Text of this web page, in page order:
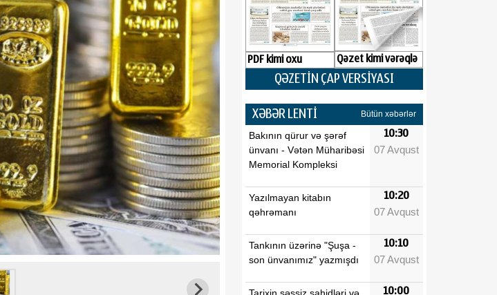
PDF kimi oxu Qəzet kimi vərəqlə
QƏZETİN ÇAP VERSİYASI
XƏBƏR LENTİ Bütün xəbərlər
Bakının qürur və şərəf
ünvanı - Vətən Müharibəsi
Memorial Kompleksi
10:30
07 Avqust
Yazılmayan kitabın
qəhrəmanı
10:20
07 Avqust
Tankının üzərinə "Şuşa -
son ünvanımız" yazmışdı
10:10
07 Avqust
10:00